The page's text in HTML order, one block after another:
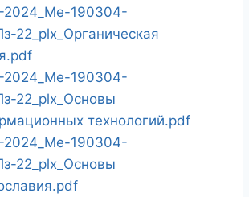
2024_Ме-190304-
22_plx_Органическая
2024_Ме-190304-
22_plx_Основы
технологий.pdf
2024_Ме-190304-
22_plx_Основы